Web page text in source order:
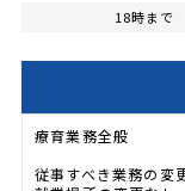
18時まで
療育業務全般
従事すべき業務の変